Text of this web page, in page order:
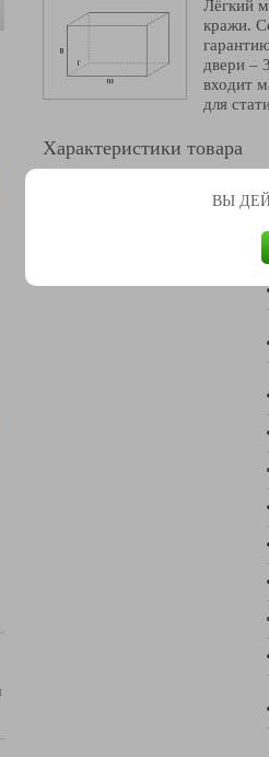
ВЫ
Лёгкий
кражи.
двери –
входит
для
Характеристики товара